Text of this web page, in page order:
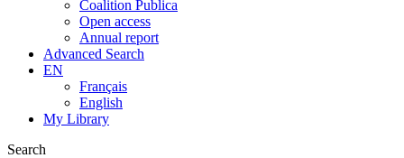
Coalition Publica
Open access
Annual report
Advanced Search
EN
Français
English
My Library
Search